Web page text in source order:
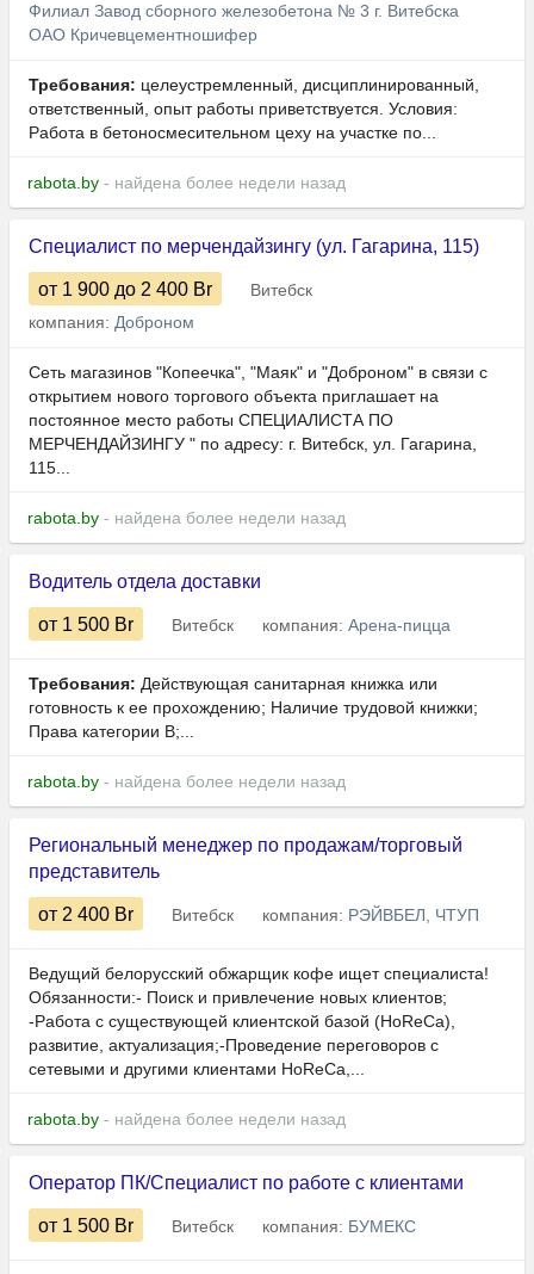
Филиал Завод сборного железобетона № 3 г. Витебска
ОАО Кричевцементношифер
Требования: целеустремленный, дисциплинированный,
ответственный, опыт работы приветствуется. Условия:
Работа в бетоносмесительном цеху на участке по...
rabota.by - найдена более недели назад
Специалист по мерчендайзингу (ул. Гагарина, 115)
от 1 900 до 2 400 Br
Витебск
компания: Доброном
Сеть магазинов "Копеечка", "Маяк" и "Доброном" в связи с
открытием нового торгового объекта приглашает на
постоянное место работы СПЕЦИАЛИСТА ПО
МЕРЧЕНДАЙЗИНГУ " по адресу: г. Витебск, ул. Гагарина,
115...
rabota.by - найдена более недели назад
Водитель отдела доставки
от 1 500 Br Витебск компания: Арена-пицца
Требования: Действующая санитарная книжка или
готовность к ее прохождению; Наличие трудовой книжки;
Права категории В;...
rabota.by - найдена более недели назад
Региональный менеджер по продажам/торговый
представитель
от 2 400 Br Витебск компания: РЭЙВБЕЛ, ЧТУП
Ведущий белорусский обжарщик кофе ищет специалиста!
Обязанности:- Поиск и привлечение новых клиентов;
-Работа с существующей клиентской базой (HoReCa),
развитие, актуализация;-Проведение переговоров с
сетевыми и другими клиентами HoReCa,...
rabota.by - найдена более недели назад
Оператор ПК/Специалист по работе с клиентами
от 1 500 Br Витебск компания: БУМЕКС